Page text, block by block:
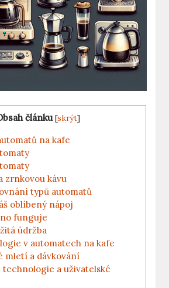
článku [skrýt]
⁤na kafe
zrnkovou⁤ kávu
typů⁢ automatů
oblíbený⁣ nápoj
‍funguje
údržba
v automatech na kafe
​mletí a dávkování
‌a uživatelské